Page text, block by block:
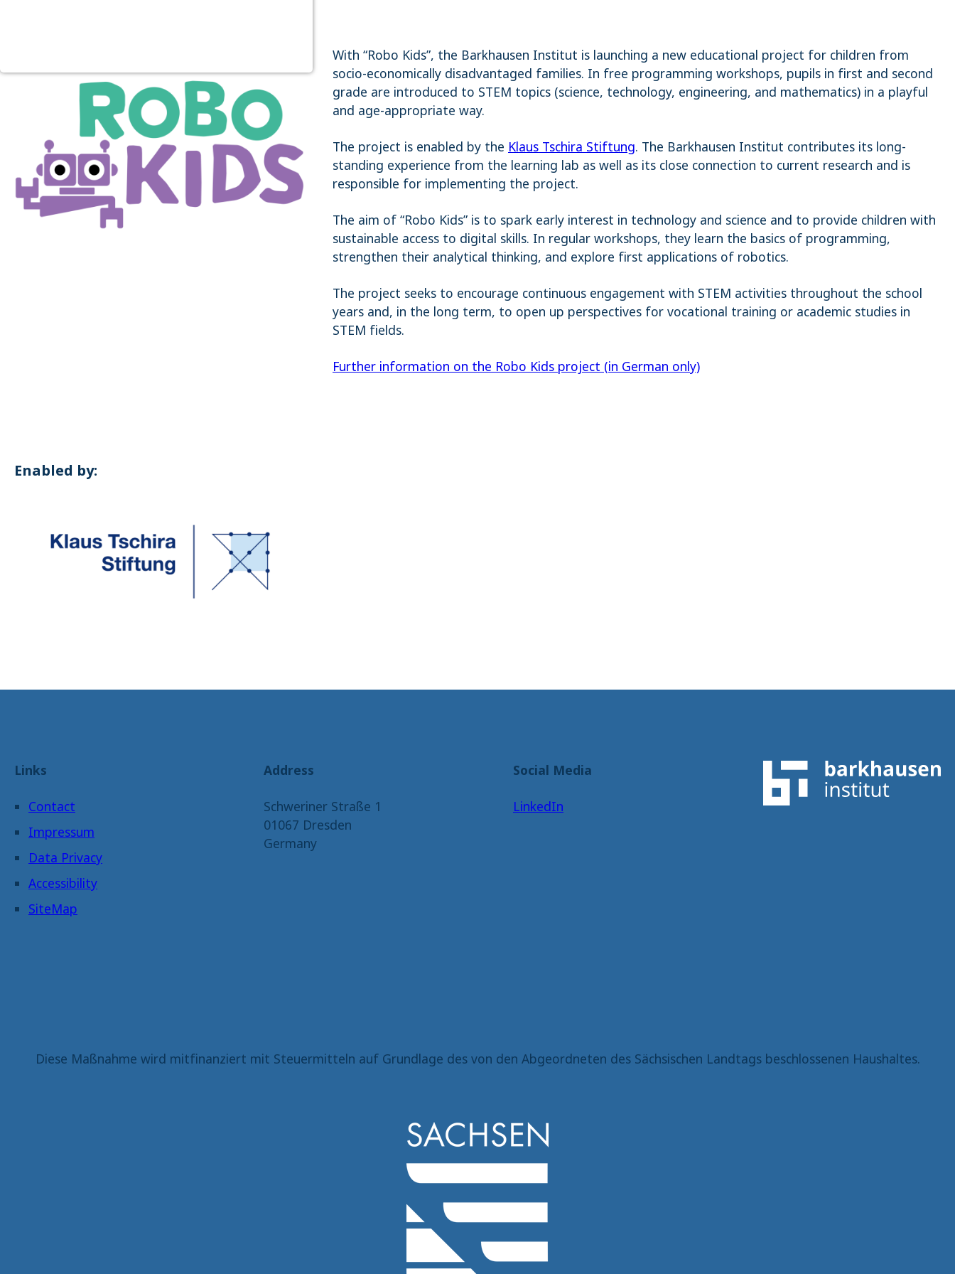
With “Robo Kids”, the Barkhausen Institut is launching a new educational project for children from
socio-economically disadvantaged families. In free programming workshops, pupils in first and second
grade are introduced to STEM topics (science, technology, engineering, and mathematics) in a playful
and age-appropriate way.
The project is enabled by the Klaus Tschira Stiftung. The Barkhausen Institut contributes its long-
standing experience from the learning lab as well as its close connection to current research and is
responsible for implementing the project.
The aim of “Robo Kids” is to spark early interest in technology and science and to provide children with
sustainable access to digital skills. In regular workshops, they learn the basics of programming,
strengthen their analytical thinking, and explore first applications of robotics.
The project seeks to encourage continuous engagement with STEM activities throughout the school
years and, in the long term, to open up perspectives for vocational training or academic studies in
STEM fields.
Further information on the Robo Kids project (in German only)
Enabled by:
Links
Contact
Impressum
Data Privacy
Accessibility
SiteMap
Address
Schweriner Straße 1
01067 Dresden
Germany
Social Media
LinkedIn
Diese Maßnahme wird mitfinanziert mit Steuermitteln auf Grundlage des von den Abgeordneten des Sächsischen Landtags beschlossenen Haushaltes.
1 Jahr
Statistik Cookies erfassen Informationen anonym. Diese
Informationen helfen uns zu verstehen, wie unsere Besucher
unsere Website nutzen. Es werden keine Daten an Drittanbieter
übermittelt.
Matomo
Name: